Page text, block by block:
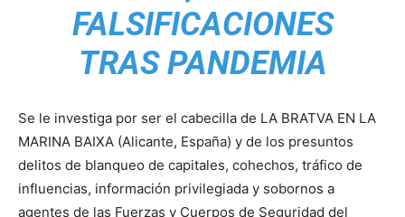
FALSIFICACIONES
TRAS PANDEMIA
Se le investiga por ser el cabecilla de LA BRATVA EN LA
MARINA BAIXA (Alicante, España) y de los presuntos
delitos de blanqueo de capitales, cohechos, tráfico de
influencias, información privilegiada y sobornos a
agentes de las Fuerzas y Cuerpos de Seguridad del